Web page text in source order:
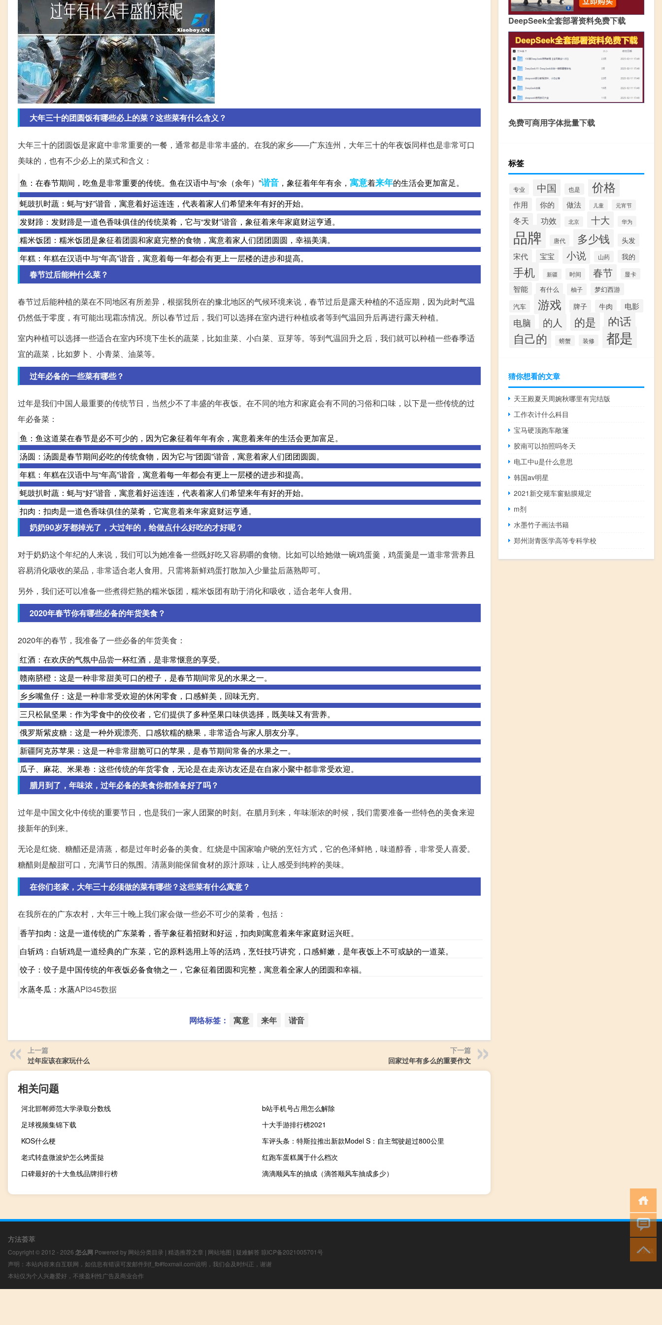
大年三十的团圆饭有哪些必上的菜？这些菜有什么含义？
大年三十的团圆饭是家庭中非常重要的一餐，通常都是非常丰盛的。在我的家乡——广东连州，大年三十的年夜饭同样也是非常可口
美味的，也有不少必上的菜式和含义：
鱼：在春节期间，吃鱼是非常重要的传统。鱼在汉语中与“余（余年）”谐音 ，象征着年年有余， 寓意着来年的生活会更加富足。
蚝豉扒时蔬：蚝与“好”谐音，寓意着好运连连，代表着家人们希望来年有好的开始。
发财蹄：发财蹄是一道色香味俱佳的传统菜肴，它与“发财”谐音，象征着来年家庭财运亨通。
糯米饭团：糯米饭团是象征着团圆和家庭完整的食物，寓意着家人们团团圆圆，幸福美满。
年糕：年糕在汉语中与“年高”谐音，寓意着每一年都会有更上一层楼的进步和提高。
春节过后能种什么菜？
春节过后能种植的菜在不同地区有所差异，根据我所在的豫北地区的气候环境来说，春节过后是露天种植的不适应期，因为此时气温
仍然低于零度，有可能出现霜冻情况。所以春节过后，我们可以选择在室内进行种植或者等到气温回升后再进行露天种植。
室内种植可以选择一些适合在室内环境下生长的蔬菜，比如韭菜、小白菜、豆芽等。等到气温回升之后，我们就可以种植一些春季适
宜的蔬菜，比如萝卜、小青菜、油菜等。
过年必备的一些菜有哪些？
过年是我们中国人最重要的传统节日，当然少不了丰盛的年夜饭。在不同的地方和家庭会有不同的习俗和口味，以下是一些传统的过
年必备菜：
鱼：鱼这道菜在春节是必不可少的，因为它象征着年年有余，寓意着来年的生活会更加富足。
汤圆：汤圆是春节期间必吃的传统食物，因为它与“团圆”谐音，寓意着家人们团团圆圆。
年糕：年糕在汉语中与“年高”谐音，寓意着每一年都会有更上一层楼的进步和提高。
蚝豉扒时蔬：蚝与“好”谐音，寓意着好运连连，代表着家人们希望来年有好的开始。
扣肉：扣肉是一道色香味俱佳的菜肴，它寓意着来年家庭财运亨通。
奶奶90岁牙都掉光了，大过年的，给做点什么好吃的才好呢？
对于奶奶这个年纪的人来说，我们可以为她准备一些既好吃又容易嚼的食物。比如可以给她做一碗鸡蛋羹，鸡蛋羹是一道非常营养且
容易消化吸收的菜品，非常适合老人食用。只需将新鲜鸡蛋打散加入少量盐后蒸熟即可。
另外，我们还可以准备一些煮得烂熟的糯米饭团，糯米饭团有助于消化和吸收，适合老年人食用。
2020年春节你有哪些必备的年货美食？
2020年的春节，我准备了一些必备的年货美食：
红酒：在欢庆的气氛中品尝一杯红酒，是非常惬意的享受。
赣南脐橙：这是一种非常甜美可口的橙子，是春节期间常见的水果之一。
乡乡嘴鱼仔：这是一种非常受欢迎的休闲零食，口感鲜美，回味无穷。
三只松鼠坚果：作为零食中的佼佼者，它们提供了多种坚果口味供选择，既美味又有营养。
俄罗斯紫皮糖：这是一种外观漂亮、口感软糯的糖果，非常适合与家人朋友分享。
新疆阿克苏苹果：这是一种非常甜脆可口的苹果，是春节期间常备的水果之一。
瓜子、麻花、米果卷：这些传统的年货零食，无论是在走亲访友还是在自家小聚中都非常受欢迎。
腊月到了，年味浓，过年必备的美食你都准备好了吗？
过年是中国文化中传统的重要节日，也是我们一家人团聚的时刻。在腊月到来，年味渐浓的时候，我们需要准备一些特色的美食来迎
接新年的到来。
无论是红烧、糖醋还是清蒸，都是过年时必备的美食。红烧是中国家喻户晓的烹饪方式，它的色泽鲜艳，味道醇香，非常受人喜爱。
糖醋则是酸甜可口，充满节日的氛围。清蒸则能保留食材的原汁原味，让人感受到纯粹的美味。
在你们老家，大年三十必须做的菜有哪些？这些菜有什么寓意？
在我所在的广东农村，大年三十晚上我们家会做一些必不可少的菜肴，包括：
香芋扣肉：这是一道传统的广东菜肴，香芋象征着招财和好运，扣肉则寓意着来年家庭财运兴旺。
白斩鸡：白斩鸡是一道经典的广东菜，它的原料选用上等的活鸡，烹饪技巧讲究，口感鲜嫩，是年夜饭上不可或缺的一道菜。
饺子：饺子是中国传统的年夜饭必备食物之一，它象征着团圆和完整，寓意着全家人的团圆和幸福。
水蒸冬瓜：水蒸API345数据
网络标签： 寓意 来年 谐音
上一篇
过年应该在家玩什么
下一篇
回家过年有多么的重要作文
相关问题
河北邯郸师范大学录取分数线
b站手机号占用怎么解除
足球视频集锦下载
十大手游排行榜2021
KOS什么梗
车评头条：特斯拉推出新款Model S：自主驾驶超过800公里
老式转盘微波炉怎么烤蛋挞
红跑车蛋糕属于什么档次
口碑最好的十大鱼线品牌排行榜
滴滴顺风车的抽成（滴答顺风车抽成多少）
DeepSeek全套部署资料免费下载
免费可商用字体批量下载
标签
专业 中国 也是 价格
作用 你的 做法 儿童 元宵节
冬天 功效 北京 十大 华为
品牌 唐代 多少钱 头发
宋代 宝宝 小说 山药 我的
手机 新疆 时间 春节 显卡
智能 有什么 柚子
梦幻西游
汽车
游戏 牌子 牛肉 电影
电脑 的人 的是 的话
自己的 螃蟹 装修 都是
猜你想看的文章
天王殿夏天周婉秋哪里有完结版
工作衣计什么科目
宝马硬顶跑车敞篷
胶南可以拍照吗冬天
电工中u是什么意思
韩国av明星
2021新交规车窗贴膜规定
m剂
水墨竹子画法书籍
郑州澍青医学高等专科学校
方法荟萃
Copyright © 2012 - 2026 怎么网 Powered by 网站分类目录 | 精选推荐文章 | 网站地图 | 疑难解答 琼ICP备2021005701号
声明：本站内容来自互联网，如信息有错误可发邮件到f_fb#foxmail.com说明，我们会及时纠正，谢谢
本站仅为个人兴趣爱好，不接盈利性广告及商业合作
小男孩